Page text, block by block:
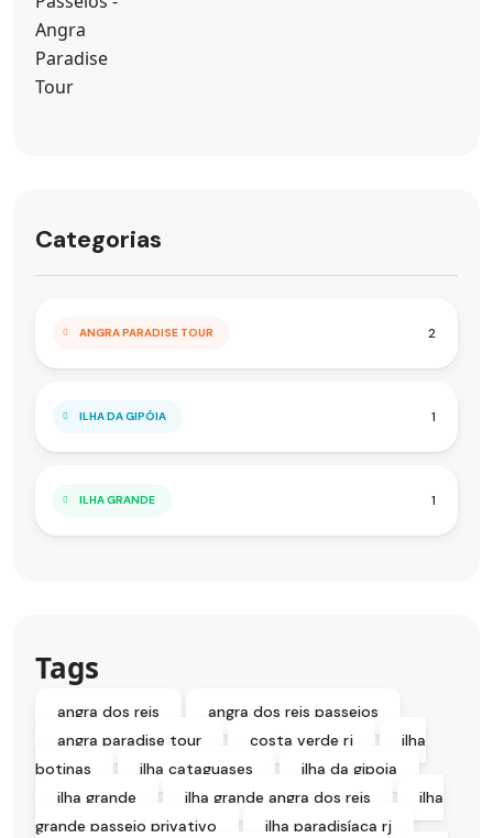
Categorias
ANGRA PARADISE TOUR 2
ILHA DA GIPÓIA 1
ILHA GRANDE 1
Tags
angra dos reis
angra dos reis passeios
angra paradise tour
costa verde rj
ilha
botinas
ilha cataguases
ilha da gipoia
ilha grande
ilha grande angra dos reis
ilha
grande passeio privativo
ilha paradisíaca rj